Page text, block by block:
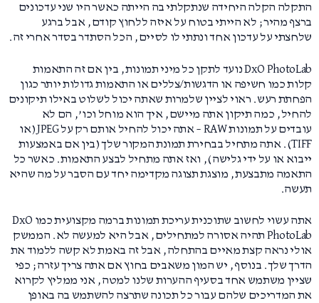
התקלה הקלה היחידה שנתקלתי בה הייתה כאשר היו שני עדכונים
ברצף מהיר; לא הייתי בטוח על איזה ללחוץ קודם, אבל ברגע
שלחצתי על עדכון אחד ונתתי לו לסיים, הכל הסתדר בסדר אחרי זה.
DxO PhotoLab נועד לתקן כל מיני תמונות, בין אם זה התאמות
קלות כמו חשיפה או הדגשות/צללים או התאמות גדולות יותר כגון
הפחתת רעש. ראוי לציין שלמרות שאתה יכול לשלוט באילו תיקונים
להחיל, כמה תיקון אתה מיישם, איך הוא מוחל וכו’, הם לא
עובדים על תמונות RAW – אתה יכול להחיל אותם רק על JPEG (או
TIFF). אתה מתחיל בבחירת תמונת המקור שלך (בין אם באמצעות
ייבוא או על ידי גלישה), ואז אתה מתחיל לבצע התאמות. כאשר כל
התאמה מתבצעת, מוצגת תצוגה מקדימה יחד עם הסבר על מה שהיא
תעשה.
אתה עשוי לחשוב שתוכנית עריכת תמונות ברמה מקצועית כמו DxO
PhotoLab תהיה אסורה למתחילים, אבל היא למעשה לא. הממשק
אולי נראה קצת מאיים בהתחלה, אבל זה באמת לא קשה ללמוד את
הדרך שלך. בנוסף, יש המון משאבים בחוץ אם אתה צריך עזרה; כפי
שציין משתמש אחד בסעיף ההערות שלנו למטה, אני ממליץ לקרוא
את המדריכים שלהם עבור כל תכונה שתרצה להשתמש בה באופן